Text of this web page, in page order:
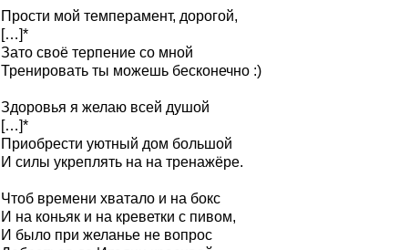
Прости мой темперамент, дорогой,
[…]*
Зато своё терпение со мной
Тренировать ты можешь бесконечно :)
Здоровья я желаю всей душой
[…]*
Приобрести уютный дом большой
И силы укреплять на на тренажёре.
Чтоб времени хватало и на бокс
И на коньяк и на креветки с пивом,
И было при желанье не вопрос